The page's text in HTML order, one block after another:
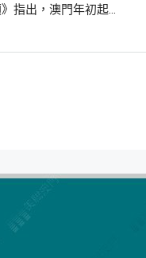
指出，澳門年初起...